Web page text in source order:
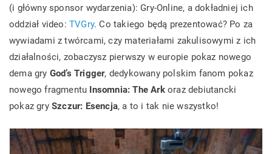
(i główny sponsor wydarzenia): Gry-Online, a dokładniej ich
oddział video: TVGry. Co takiego będą prezentować? Po za
wywiadami z twórcami, czy materiałami zakulisowymi z ich
działalności, zobaczysz pierwszy w europie pokaz nowego
dema gry God’s Trigger, dedykowany polskim fanom pokaz
nowego fragmentu Insomnia: The Arkoraz debiutancki
pokaz gry Szczur: Esencja, a to i tak nie wszystko!